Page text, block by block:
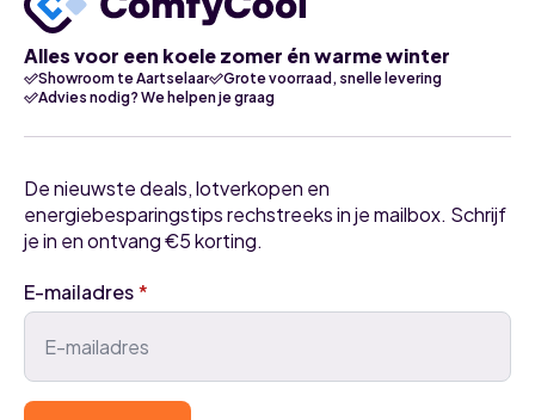
Alles voor een koele zomer én warme winter
Showroom te Aartselaar
Grote voorraad, snelle levering
Advies nodig? We helpen je graag
De nieuwste deals, lotverkopen en
energiebesparingstips rechstreeks in je mailbox. Schrijf
je in en ontvang €5 korting.
E-mailadres*